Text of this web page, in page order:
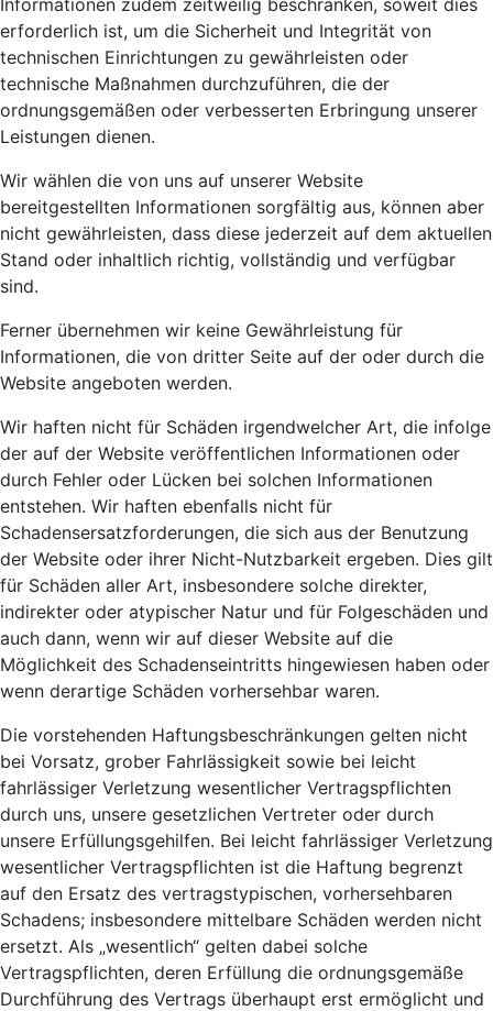
Informationen zudem zeitweilig beschränken, soweit dies
erforderlich ist, um die Sicherheit und Integrität von
technischen Einrichtungen zu gewährleisten oder
technische Maßnahmen durchzuführen, die der
ordnungsgemäßen oder verbesserten Erbringung unserer
Leistungen dienen.
Wir wählen die von uns auf unserer Website
bereitgestellten Informationen sorgfältig aus, können aber
nicht gewährleisten, dass diese jederzeit auf dem aktuellen
Stand oder inhaltlich richtig, vollständig und verfügbar
sind.
Ferner übernehmen wir keine Gewährleistung für
Informationen, die von dritter Seite auf der oder durch die
Website angeboten werden.
Wir haften nicht für Schäden irgendwelcher Art, die infolge
der auf der Website veröffentlichen Informationen oder
durch Fehler oder Lücken bei solchen Informationen
entstehen. Wir haften ebenfalls nicht für
Schadensersatzforderungen, die sich aus der Benutzung
der Website oder ihrer Nicht-Nutzbarkeit ergeben. Dies gilt
für Schäden aller Art, insbesondere solche direkter,
indirekter oder atypischer Natur und für Folgeschäden und
auch dann, wenn wir auf dieser Website auf die
Möglichkeit des Schadenseintritts hingewiesen haben oder
wenn derartige Schäden vorhersehbar waren.
Die vorstehenden Haftungsbeschränkungen gelten nicht
bei Vorsatz, grober Fahrlässigkeit sowie bei leicht
fahrlässiger Verletzung wesentlicher Vertragspflichten
durch uns, unsere gesetzlichen Vertreter oder durch
unsere Erfüllungsgehilfen. Bei leicht fahrlässiger Verletzung
wesentlicher Vertragspflichten ist die Haftung begrenzt
auf den Ersatz des vertragstypischen, vorhersehbaren
Schadens; insbesondere mittelbare Schäden werden nicht
ersetzt. Als „wesentlich“ gelten dabei solche
Vertragspflichten, deren Erfüllung die ordnungsgemäße
Durchführung des Vertrags überhaupt erst ermöglicht und